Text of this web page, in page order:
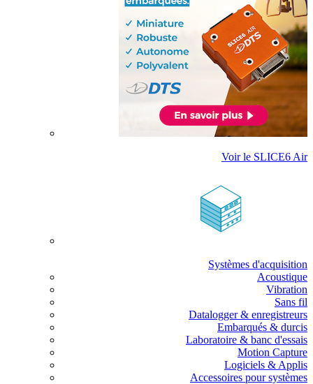
Voir le SLICE6 Air
Systèmes d'acquisition
Acoustique
Vibration
Sans fil
Datalogger & enregistreurs
Embarqués & durcis
Laboratoire & banc d'essais
Motion Capture
Logiciels & Applis
Accessoires pour systèmes